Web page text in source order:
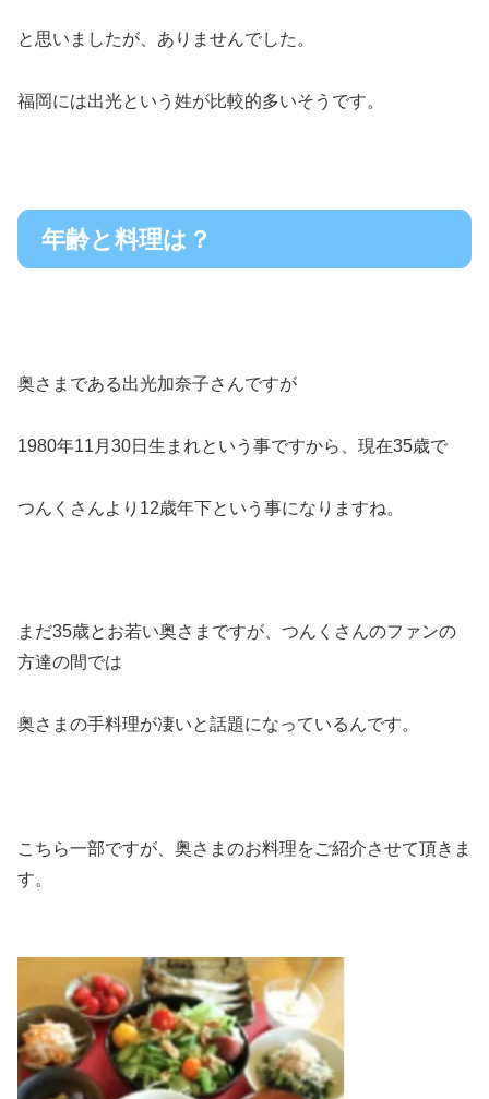
と思いましたが、ありませんでした。
福岡には出光という姓が比較的多いそうです。
年齢と料理は？
奥さまである出光加奈子さんですが
1980年11月30日生まれという事ですから、現在35歳で
つんくさんより12歳年下という事になりますね。
まだ35歳とお若い奥さまですが、つんくさんのファンの
方達の間では
奥さまの手料理が凄いと話題になっているんです。
こちら一部ですが、奥さまのお料理をご紹介させて頂きま
す。